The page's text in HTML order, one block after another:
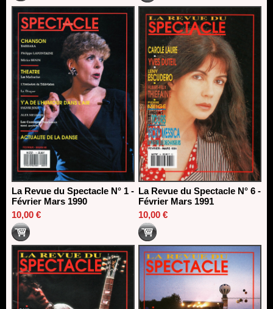
La Revue du Spectacle N° 1 -
Février Mars 1990
10,00 €
La Revue du Spectacle N° 6 -
Février Mars 1991
10,00 €